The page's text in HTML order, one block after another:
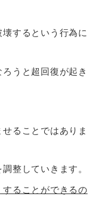
するという行為に
うと超回復が起き
ることではありま
整していきます。
ることができるの